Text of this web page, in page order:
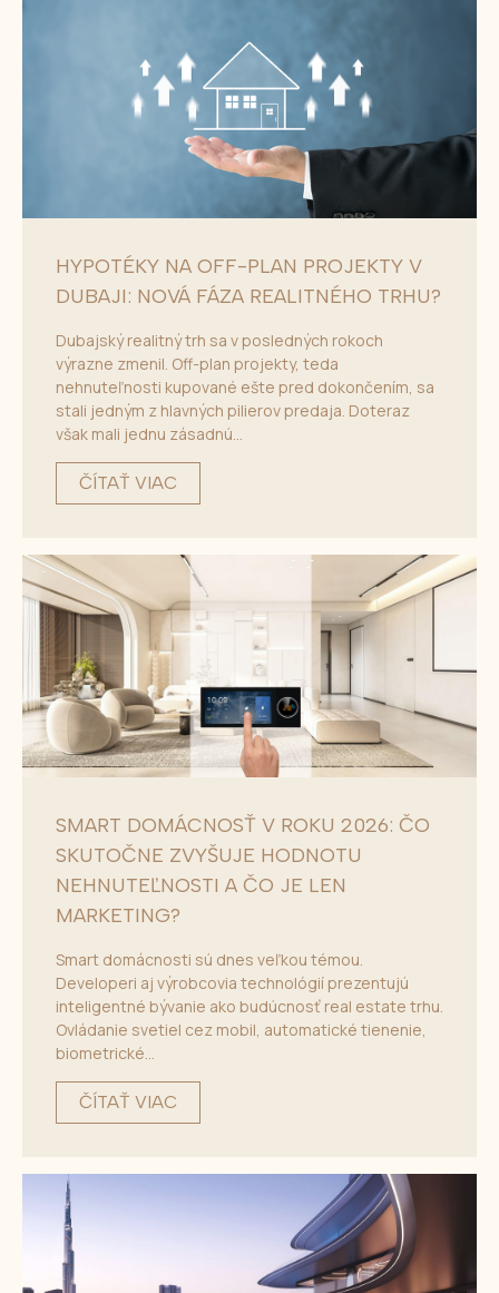
HYPOTÉKY NA OFF-PLAN PROJEKTY V
DUBAJI: NOVÁ FÁZA REALITNÉHO TRHU?
Dubajský realitný trh sa v posledných rokoch
výrazne zmenil. Off-plan projekty, teda
nehnuteľnosti kupované ešte pred dokončením, sa
stali jedným z hlavných pilierov predaja. Doteraz
však mali jednu zásadnú...
ČÍTAŤ VIAC
SMART DOMÁCNOSŤ V ROKU 2026: ČO
SKUTOČNE ZVYŠUJE HODNOTU
NEHNUTEĽNOSTI A ČO JE LEN
MARKETING?
Smart domácnosti sú dnes veľkou témou.
Developeri aj výrobcovia technológií prezentujú
inteligentné bývanie ako budúcnosť real estate trhu.
Ovládanie svetiel cez mobil, automatické tienenie,
biometrické...
ČÍTAŤ VIAC